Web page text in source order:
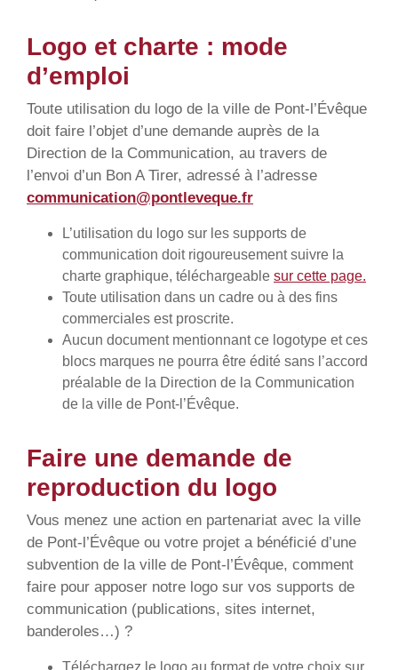
Logo et charte : mode
d’emploi
Toute utilisation du logo de la ville de Pont-l’Évêque
doit faire l’objet d’une demande auprès de la
Direction de la Communication, au travers de
l’envoi d’un Bon A Tirer, adressé à l’adresse
communication@pontleveque.fr
L’utilisation du logo sur les supports de
communication doit rigoureusement suivre la
charte graphique, téléchargeable sur cette page.
Toute utilisation dans un cadre ou à des fins
commerciales est proscrite.
Aucun document mentionnant ce logotype et ces
blocs marques ne pourra être édité sans l’accord
préalable de la Direction de la Communication
de la ville de Pont-l’Évêque.
Faire une demande de
reproduction du logo
Vous menez une action en partenariat avec la ville
de Pont-l’Évêque ou votre projet a bénéficié d’une
subvention de la ville de Pont-l’Évêque, comment
faire pour apposer notre logo sur vos supports de
communication (publications, sites internet,
banderoles…) ?
Téléchargez le logo au format de votre choix sur